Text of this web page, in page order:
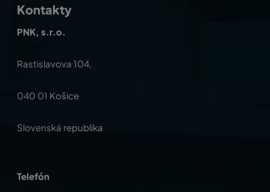
Kontakty
PNK, s.r.o.
Rastislavova 104,
040 01 Košice
Slovenská republika
Telefón